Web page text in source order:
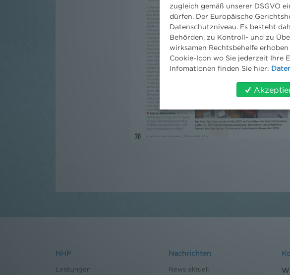
NHP
Leistungen
Nachrichten
News aktuell
zugleich gemäß unserer DSGVO
dürfen. Der Europäische
Datenschutzniveau. Es besteht
Behörden, zu Kontroll- und zu
wirksamen Rechtsbehelfe
Cookie-Icon wo Sie jederzeit Ihre
Infomationen finden Sie hier: